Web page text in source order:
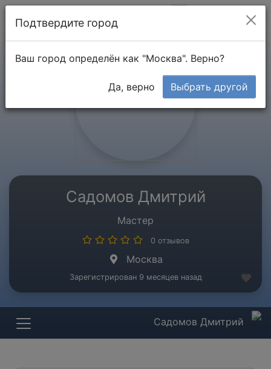
Садомов Дмитрий
Мастер
0 отзывов
Москва
Зарегистрирован 9 месяцев назад
Садомов Дмитрий
Подтвердите город
Ваш город определён как "Москва". Верно?
Да, верно Выбрать другой